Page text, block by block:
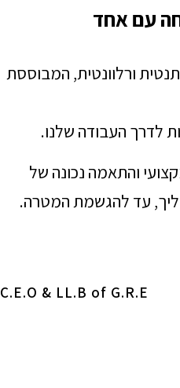
עם אחד
ורלוונטית, המבוססת
לדרך העבודה שלנו.
והתאמה נכונה של
עד להגשמת המטרה.
C.E.O & LL.B of G.R.E